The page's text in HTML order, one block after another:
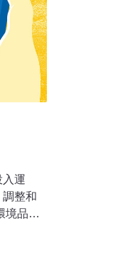
運
整和
境品質
環境